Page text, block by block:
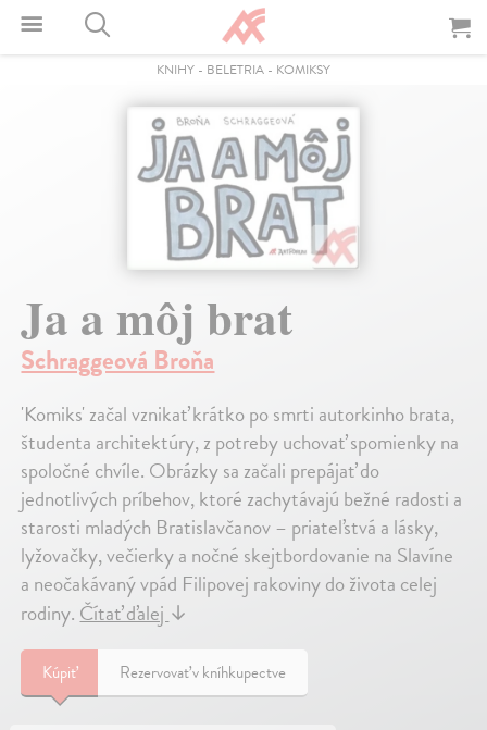
KNIHY - BELETRIA - KOMIKSY
Ja a môj brat
Schraggeová Broňa
'Komiks' začal vznikať krátko po smrti autorkinho brata,
študenta architektúry, z potreby uchovať spomienky na
spoločné chvíle. Obrázky sa začali prepájať do
jednotlivých príbehov, ktoré zachytávajú bežné radosti a
starosti mladých Bratislavčanov – priateľstvá a lásky,
lyžovačky, večierky a nočné skejtbordovanie na Slavíne
a neočakávaný vpád Filipovej rakoviny do života celej
rodiny.Čítať ďalej↓
Kúpiť Rezervovať v kníhkupectve